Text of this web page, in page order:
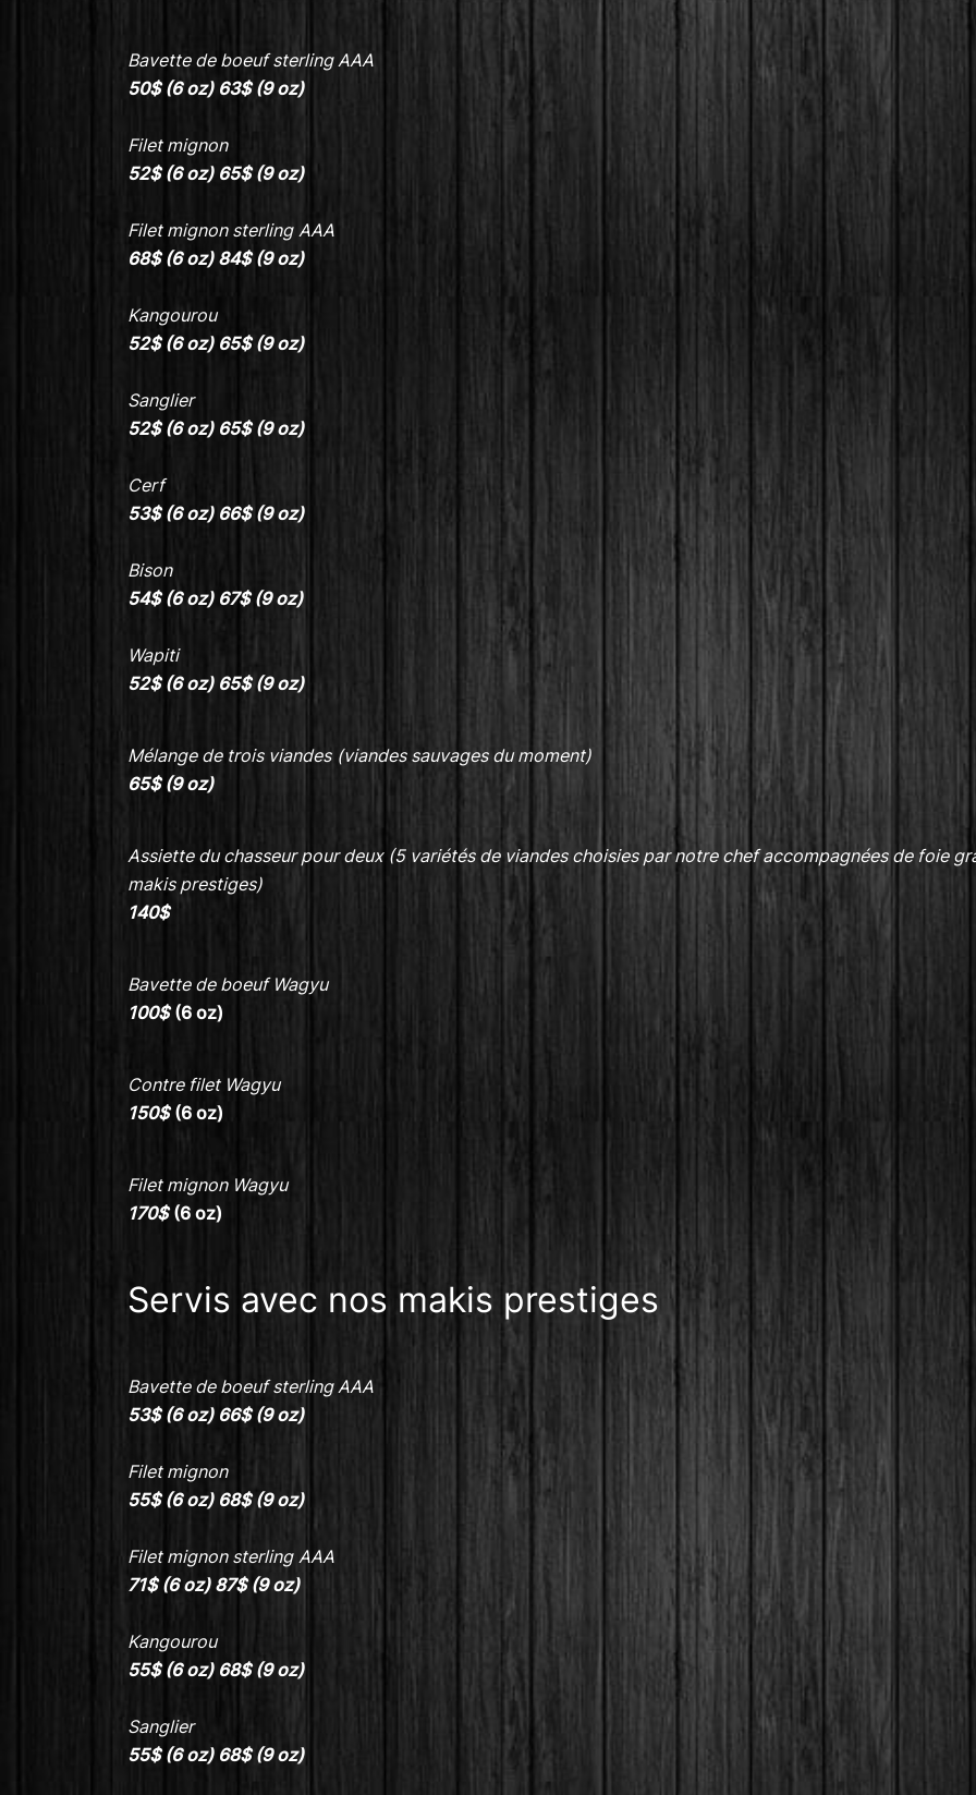
Bavette de boeuf sterling AAA
50$ (6 oz) 63$ (9 oz)
Filet mignon
52$ (6 oz) 65$ (9 oz)
Filet mignon sterling AAA
68$ (6 oz) 84$ (9 oz)
Kangourou
52$ (6 oz) 65$ (9 oz)
Sanglier
52$ (6 oz) 65$ (9 oz)
Cerf
53$ (6 oz) 66$ (9 oz)
Bison
54$ (6 oz) 67$ (9 oz)
Wapiti
52$ (6 oz) 65$ (9 oz)
Mélange de trois viandes (viandes sauvages du moment)
65$ (9 oz)
Assiette du chasseur pour deux (5 variétés de viandes choisies par notre chef accompagnées de foie
makis prestiges)
140$
Bavette de boeuf Wagyu
100$ (6 oz)
Contre filet Wagyu
150$ (6 oz)
Filet mignon Wagyu
170$ (6 oz)
Servis avec nos makis prestiges
Bavette de boeuf sterling AAA
53$ (6 oz) 66$ (9 oz)
Filet mignon
55$ (6 oz) 68$ (9 oz)
Filet mignon sterling AAA
71$ (6 oz) 87$ (9 oz)
Kangourou
55$ (6 oz) 68$ (9 oz)
Sanglier
55$ (6 oz) 68$ (9 oz)